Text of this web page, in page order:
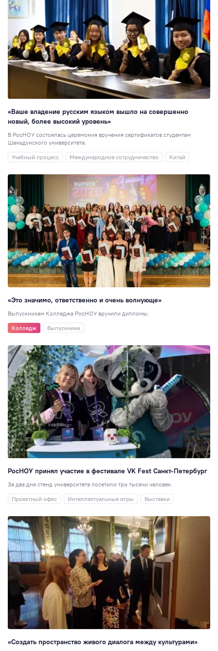
«Ваше владение русским языком вышло на совершенно
новый, более высокий уровень»
В РосНОУ состоялась церемония вручения сертификатов студентам
Шаньдунского университета.
Учебный процесс
Международное сотрудничество Китай
«Это значимо, ответственно и очень волнующе»
Выпускникам Колледжа РосНОУ вручили дипломы.
Колледж
Выпускники
РосНОУ принял участие в фестивале VK Fest Санкт-Петербург
За два дня стенд университета посетили три тысячи человек.
Проектный офис
Интеллектуальные игры Выставки
«Создать пространство живого диалога между культурами»